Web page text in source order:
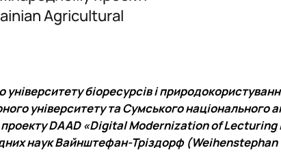
Події
Плани роботи
Події
Відзнаки
Agricultural
біоресурсів і
університету та Сумського національного
проекту DAAD «Digital Modernization of Lecturing
наук Вайнштефан-Тріздорф (Weihenstephan